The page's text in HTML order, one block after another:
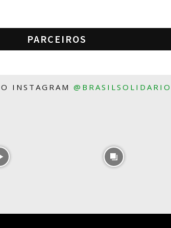
PARCEIROS
INSTAGRAM @BRASILSOLIDARIO